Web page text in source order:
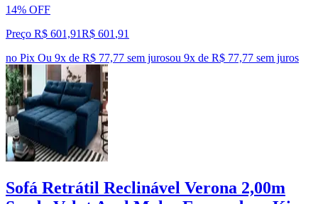
14% OFF
Preço R$ 601,91R$ 601 ,91
no Pix Ou 9x de R$ 77,77 sem jurosou 9x de R$ 77,77 sem juros
Sofá Retrátil Reclinável Verona 2,00m